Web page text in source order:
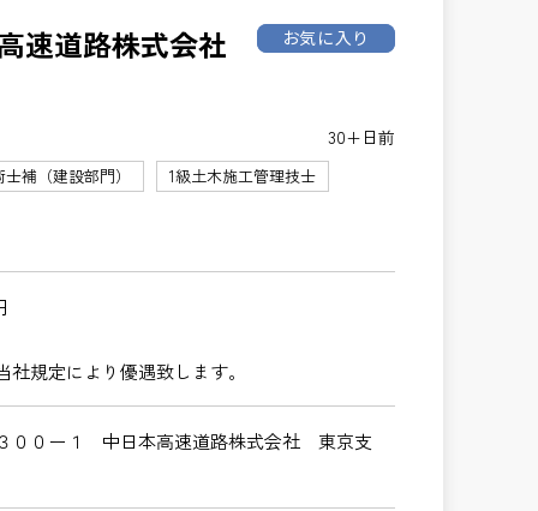
速道路株式会社 お気に入り
30+日前
補（建設部門） 1級土木施工管理技士
規定により優遇致します。
００ー１ 中日本高速道路株式会社 東京支